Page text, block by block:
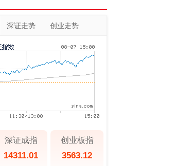
深证走势 创业走势
深证成指
14311.01
创业板指
3563.12